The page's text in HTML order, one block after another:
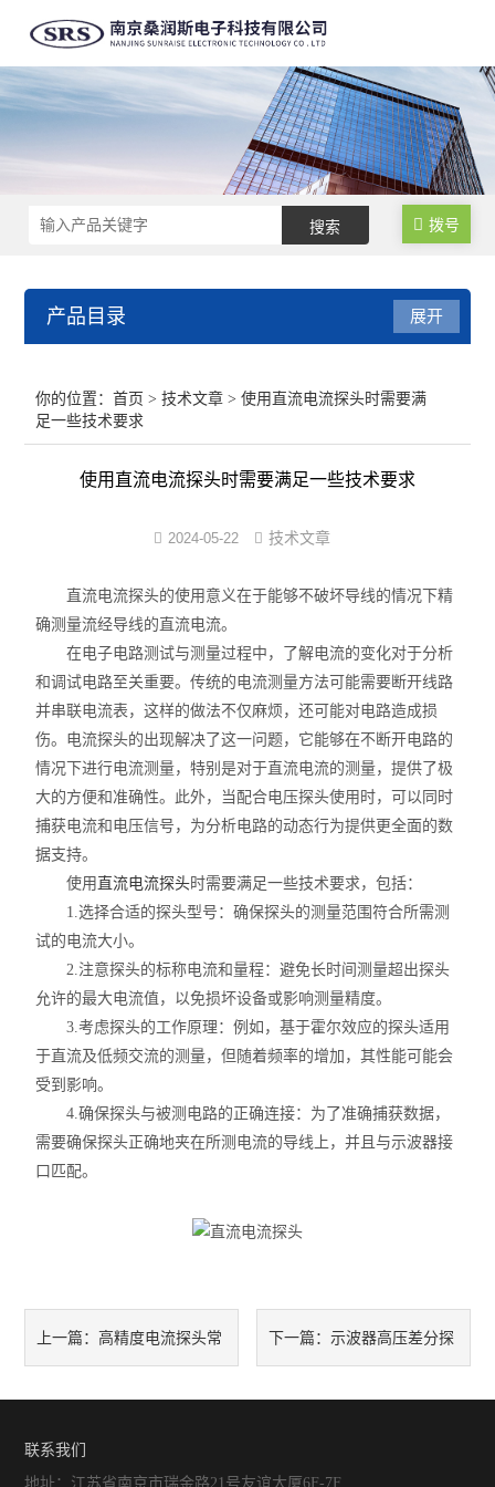
拨号
产品目录
高精度高频电流探头
高精度高性能差分探头
高性能电流探头
普通款电流探头
普通款差分探头
直流电源
直流电子负载
交流电源
示波器
数字万用表
信号发生器/频率计
红外热成像仪
频谱分析仪
LCR测试仪
绝缘电阻测试仪
环境检测仪
展开
你的位置：首页 >技术文章 > 使用直流电流探头时需要满
足一些技术要求
使用直流电流探头时需要满足一些技术要求
2024-05-22 技术文章
直流电流探头的使用意义在于能够不破坏导线的情况下精
确测量流经导线的直流电流。
在电子电路测试与测量过程中，了解电流的变化对于分析
和调试电路至关重要。传统的电流测量方法可能需要断开线路
并串联电流表，这样的做法不仅麻烦，还可能对电路造成损
伤。电流探头的出现解决了这一问题，它能够在不断开电路的
情况下进行电流测量，特别是对于直流电流的测量，提供了极
大的方便和准确性。此外，当配合电压探头使用时，可以同时
捕获电流和电压信号，为分析电路的动态行为提供更全面的数
据支持。
使用 直流电流探头时需要满足一些技术要求，包括：
1.选择合适的探头型号：确保探头的测量范围符合所需测
试的电流大小。
2.注意探头的标称电流和量程：避免长时间测量超出探头
允许的最大电流值，以免损坏设备或影响测量精度。
3.考虑探头的工作原理：例如，基于霍尔效应的探头适用
于直流及低频交流的测量，但随着频率的增加，其性能可能会
受到影响。
4.确保探头与被测电路的正确连接：为了准确捕获数据，
需要确保探头正确地夹在所测电流的导线上，并且与示波器接
口匹配。
上一篇： 高精度电流探头常 下一篇： 示波器高压差分探
联系我们
地址：江苏省南京市瑞金路21号友谊大厦6F-7F